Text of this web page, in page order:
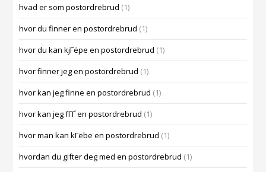
hvad er som postordrebrud (1)
hvor du finner en postordrebrud (1)
hvor du kan kjГёpe en postordrebrud (1)
hvor finner jeg en postordrebrud (1)
hvor kan jeg finne en postordrebrud (1)
hvor kan jeg fГҐ en postordrebrud (1)
hvor man kan kГёbe en postordrebrud (1)
hvordan du gifter deg med en postordrebrud (1)